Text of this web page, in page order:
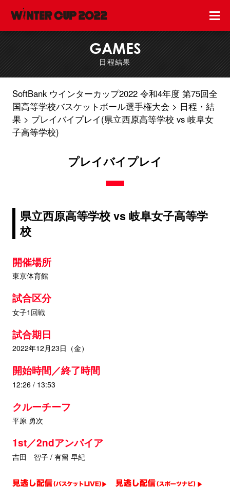
GAMES
日程結果
SoftBank ウインターカップ2022 令和4年度 第75回全
国高等学校バスケットボール選手権大会
日程・結
果
プレイバイプレイ(県立西原高等学校 vs 岐阜女
子高等学校)
プレイバイプレイ
県立西原高等学校 vs 岐阜女子高等学
校
開催場所
東京体育館
試合区分
女子1回戦
試合期日
2022年12月23日（金）
開始時間／終了時間
12:26 / 13:53
クルーチーフ
平原 勇次
1st／2ndアンパイア
吉田 智子 / 有留 早紀